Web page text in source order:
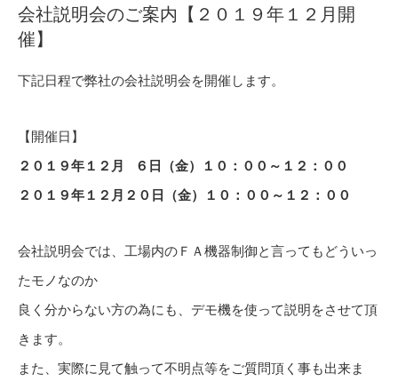
会社説明会のご案内【２０１９年１２月開
催】
下記日程で弊社の会社説明会を開催します。
【開催日】
２０１９年１２月 ６日（金）１０：００～１２：００
２０１９年１２月２０日（金）１０：００～１２：００
会社説明会では、工場内のＦＡ機器制御と言ってもどういっ
たモノなのか
良く分からない方の為にも、デモ機を使って説明をさせて頂
きます。
また、実際に見て触って不明点等をご質問頂く事も出来ま